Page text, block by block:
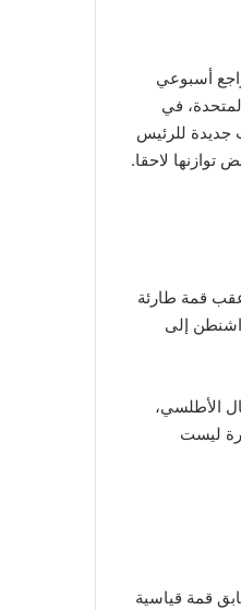
أسبوعي
في
للرئيس
توازنها لاحقا.
عقب قمة طارئة
إلى
الأطلسي،
ليست
سجلت في وقت سابق قمة قياسية